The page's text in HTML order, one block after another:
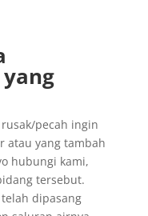
pecah ingin
atau yang tambah
hubungi kami,
tersebut.
dipasang